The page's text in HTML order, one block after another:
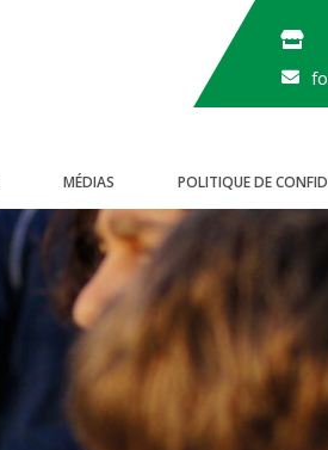
MÉDIAS POLITIQUE DE